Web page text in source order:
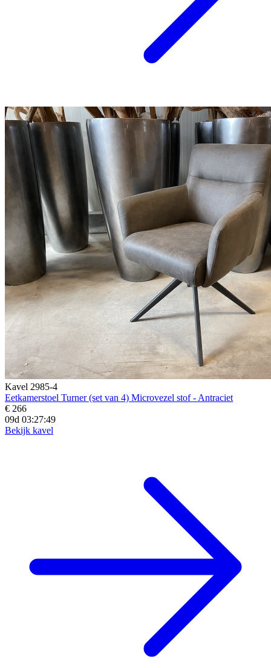
Kavel 2985-4
Eetkamerstoel Turner (set van 4) Microvezel stof - Antraciet
€ 266
09d 03:27:47
Bekijk kavel